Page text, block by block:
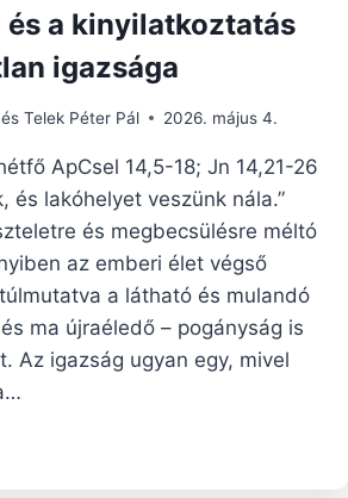
a kinyilatkoztatás
igazsága
Telek Péter Pál 2026. május 4.
ApCsel 14,5-18; Jn 14,21-26
és lakóhelyet veszünk nála.”
és megbecsülésre méltó
az emberi élet végső
a látható és mulandó
ma újraéledő – pogányság is
Az igazság ugyan egy, mivel